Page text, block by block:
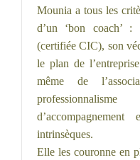
Mounia a tous les
d’un ‘bon coach’
(certifiée CIC), son
le plan de
même de
intrinsèques.
Elle les couronne en